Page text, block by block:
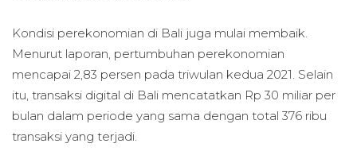
Kondisi perekonomian di Bali juga mulai membaik.
Menurut laporan, pertumbuhan perekonomian
mencapai 2,83 persen pada triwulan kedua 2021. Selain
itu, transaksi digital di Bali mencatatkan Rp 30 miliar per
bulan dalam periode yang sama dengan total 376 ribu
transaksi yang terjadi.